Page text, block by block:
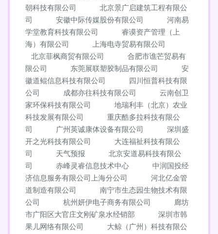
朝科技有限公司
北京景广启建筑工程有限公
司
安徽中际传媒股份有限公司
河南易
学堂教育科技有限公司
睿谟资产管理（上
海）有限公司
上海电寺贸易有限公司
北京菲枫商贸有限公司
合肥市谯芒贸易有
限公司
东莞展联塑胶制品有限公司
安
徽道鲲信息科技有限公司
四川恒普科技有限
公司
成都亦往科技有限公司
云南创卫
家环保科技有限公司
地瑞利丰（北京）农业
科技发展有限公司
重庆酷多拉科技有限公
司
广州英诚康体设备有限公司
深圳盛
开之光科技有限公司
大连福祉科技有限公
司
天气预报
北京安道易科技有限公
司
赤峰灵睿信息技术中心
中润国投经
济信息服务有限公司上海分公司
河北亿金管
道制造有限公司
南宁市生态园生物技术有限
公司
杭州妍伊电子商务有限公司
廊坊
市广阳区大官庄文刚矿泉水经销部
深圳市韩
果儿网络有限公司
大鲸（广州）科技有限公